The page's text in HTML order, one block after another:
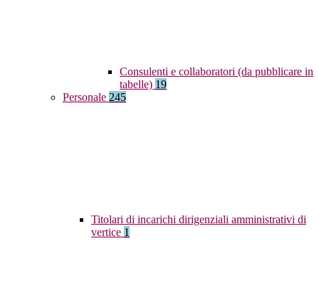
Consulenti e collaboratori (da pubblicare in
tabelle) 19
Personale 245
Titolari di incarichi dirigenziali amministrativi di
vertice 1